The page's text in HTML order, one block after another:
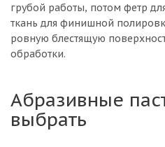
грубой работы, потом фетр
ткань для финишной
ровную блестящую
обработки.
Абразивные
выбрать